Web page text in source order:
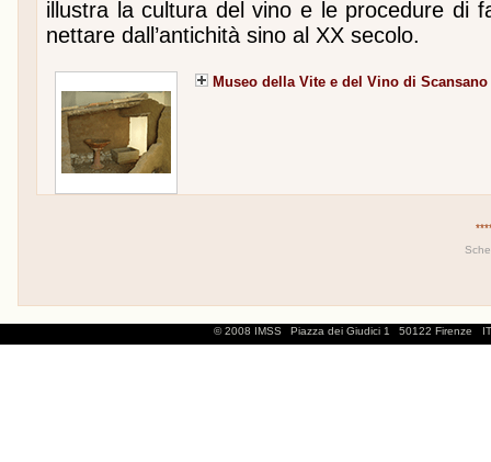
illustra la cultura del vino e le procedure di
nettare dall’antichità sino al XX secolo.
Museo della Vite e del Vino di Scansano
© 2008 IMSS Piazza dei Giudici 1 50122 Firenze